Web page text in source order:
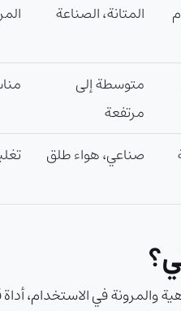
المتانة، الصناعة
متوسطة إلى
مرتفعة
صناعي، هواء طلق
والمرونة في الاستخدام،